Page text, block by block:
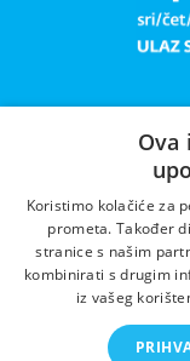
Ova
Koristimo kolačiće za
prometa. Također
stranice s našim
kombinirati s drugim
iz vašeg